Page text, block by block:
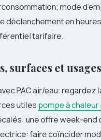
mode
déclenchement en
tarifaire.
surfaces et usages
PAC air/eau:
utiles pompe à chaleur
une offre week-end
faire coïncider